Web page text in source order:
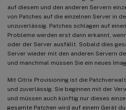
auf diesem und den anderen Servern
von Patches auf die einzelnen Server in
unzuverlässig. Patches schlagen auf
Probleme werden erst dann erkannt,
oder der Server ausfällt. Sobald dies
Server wieder mit den anderen Servern
und manchmal müssen Sie ein neues
Mit Citrix Provisioning ist die
und zuverlässig. Sie beginnen mit der
und müssen auch künftig nur dieses
gesamte Patchen wird auf einem Gerät